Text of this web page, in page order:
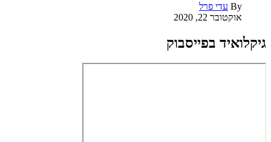
By עדי פרל
אוקטובר 22, 2020
גיקלואיד בפייסבוק